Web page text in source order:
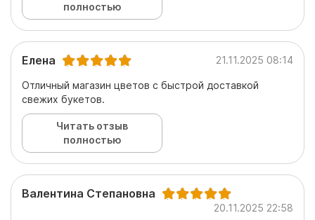
полностью
Елена 21.11.2025 08:14
Отличный магазин цветов с быстрой доставкой
свежих букетов.
Читать отзыв
полностью
Валентина Степановна
20.11.2025 22:58